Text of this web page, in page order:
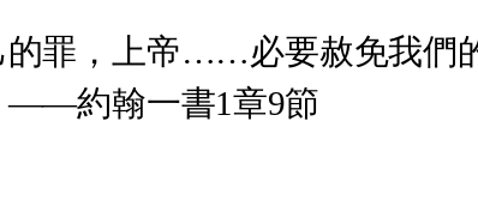
的罪，上帝……必要赦免我們
——約翰一書1章9節